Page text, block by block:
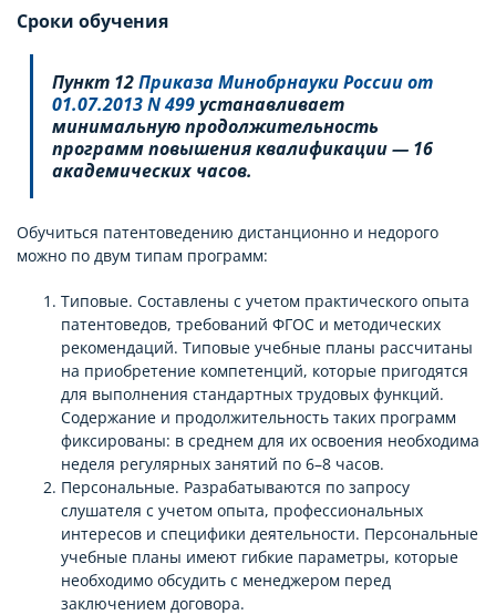
Сроки обучения
Пункт 12Приказа Минобрнауки России от
01.07.2013 N 499устанавливает
минимальную продолжительность
программ повышения квалификации — 16
академических часов.
Обучиться патентоведению дистанционно и недорого
можно по двум типам программ:
Типовые. Составлены с учетом практического опыта
патентоведов, требований ФГОС и методических
рекомендаций. Типовые учебные планы рассчитаны
на приобретение компетенций, которые пригодятся
для выполнения стандартных трудовых функций.
Содержание и продолжительность таких программ
фиксированы: в среднем для их освоения необходима
неделя регулярных занятий по 6–8 часов.
Персональные. Разрабатываются по запросу
слушателя с учетом опыта, профессиональных
интересов и специфики деятельности. Персональные
учебные планы имеют гибкие параметры, которые
необходимо обсудить с менеджером перед
заключением договора.